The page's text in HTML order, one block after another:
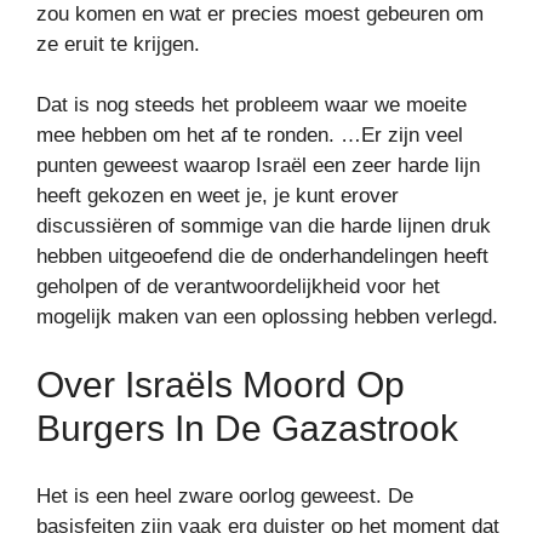
zou komen en wat er precies moest gebeuren om
ze eruit te krijgen.
Dat is nog steeds het probleem waar we moeite
mee hebben om het af te ronden. …Er zijn veel
punten geweest waarop Israël een zeer harde lijn
heeft gekozen en weet je, je kunt erover
discussiëren of sommige van die harde lijnen druk
hebben uitgeoefend die de onderhandelingen heeft
geholpen of de verantwoordelijkheid voor het
mogelijk maken van een oplossing hebben verlegd.
Over Israëls Moord Op
Burgers In De Gazastrook
Het is een heel zware oorlog geweest. De
basisfeiten zijn vaak erg duister op het moment dat